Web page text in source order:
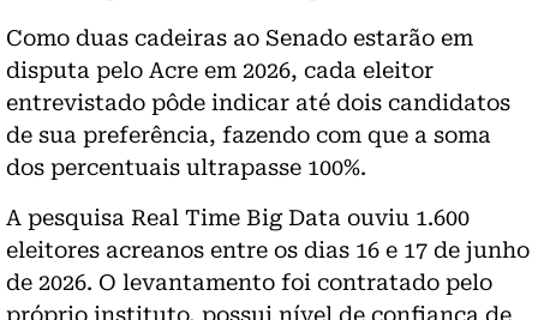
Como duas cadeiras ao Senado estarão em
disputa pelo Acre em 2026, cada eleitor
entrevistado pôde indicar até dois candidatos
de sua preferência, fazendo com que a soma
dos percentuais ultrapasse 100%.
A pesquisa Real Time Big Data ouviu 1.600
eleitores acreanos entre os dias 16 e 17 de junho
de 2026. O levantamento foi contratado pelo
próprio instituto, possui nível de confiança de